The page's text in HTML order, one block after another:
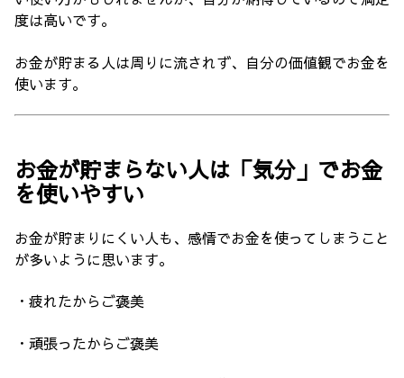
度は高いです。
お金が貯まる人は周りに流されず、自分の価値観でお金を
使います。
お金が貯まらない人は「気分」でお金
を使いやすい
お金が貯まりにくい人も、感情でお金を使ってしまうこと
が多いように思います。
・疲れたからご褒美
・頑張ったからご褒美